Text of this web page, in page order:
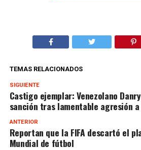
TEMAS RELACIONADOS
SIGUIENTE
Castigo ejemplar: Venezolano
sanción tras lamentable agresión
ANTERIOR
Reportan que la FIFA descartó el
Mundial de fútbol